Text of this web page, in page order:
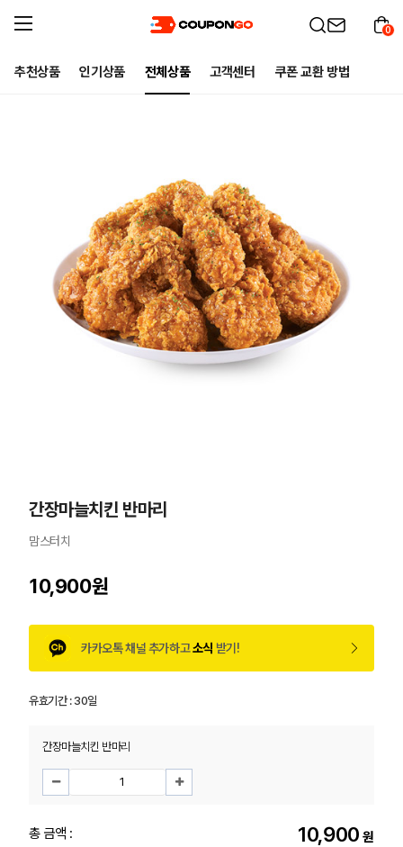
추천상품 인기상품 전체상품 고객센터 쿠폰 교환 방법
0
간장마늘치킨 반마리
맘스터치
10,900원
카카오톡 채널 추가하고소식 받기!
유효기간 :30일
간장마늘치킨 반마리
총 금액 : 10,900 원